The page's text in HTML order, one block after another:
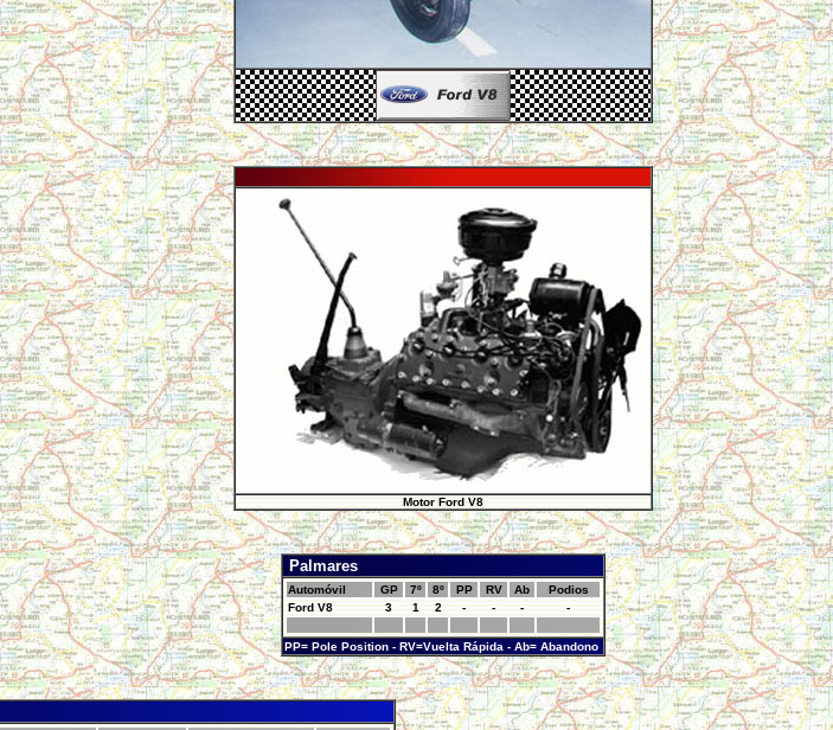
Motor Ford V8
Palmares
Automóvil GP 7º 8º PP RV Ab
Podios
Ford V8
3 1 2 - - - -
PP= Pole Position - RV=Vuelta Rápida - Ab= Abandono